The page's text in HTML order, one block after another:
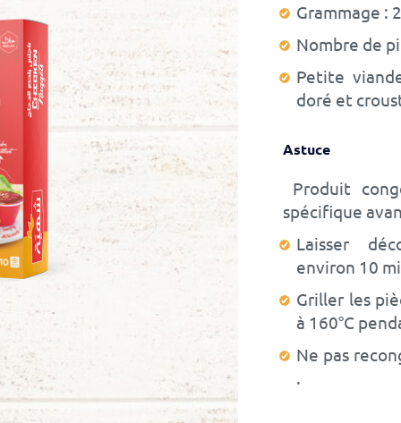
Grammage :
Nombre de
Petite
doré et
Astuce
Produit
spécifique
Laisser
environ 10
Griller les
à 160°C
Ne pas